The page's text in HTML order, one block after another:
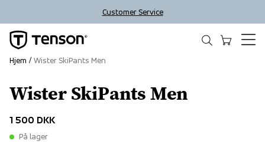
Customer Service
Wister SkiPants Men
1 500 DKK
På lager
Hjem Wister SkiPants Men